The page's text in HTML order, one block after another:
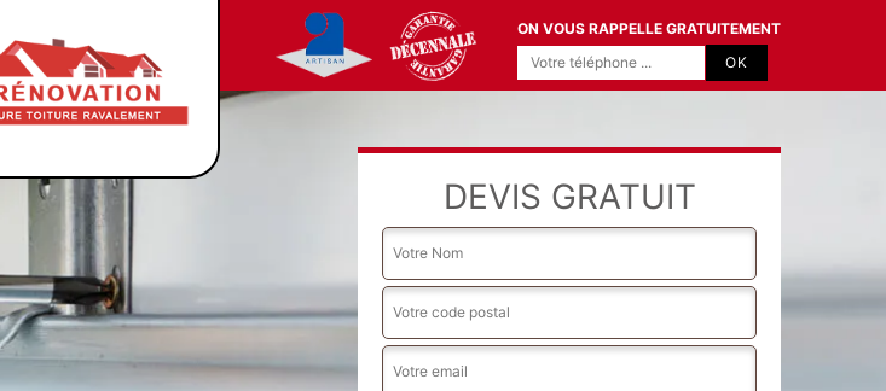
ON VOUS RAPPELLE GRATUITEMENT
DEVIS GRATUIT